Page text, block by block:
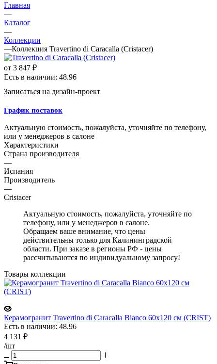
Главная
—
Каталог
—
Коллекции
—Коллекция Travertino di Caracalla (Cristacer)
от 3 847 ₽
Есть в наличии: 48.96
Записаться на дизайн-проект
График поставок
Актуальную стоимость, пожалуйста, уточняйте по телефону,
или у менеджеров в салоне
Характеристики
Страна производителя
—
Испания
Производитель
—
Cristacer
Актуальную стоимость, пожалуйста, уточняйте по
телефону, или у менеджеров в салоне.
Обращаем ваше внимание, что цены
действительны только для Калининградской
области. При заказе в регионы РФ - цены
рассчитываются по индивидуальному запросу!
Товары коллекции
Керамогранит Travertino di Caracalla Bianco 60x120 см (CRIST)
Есть в наличии: 48.96
4 131 ₽
/шт